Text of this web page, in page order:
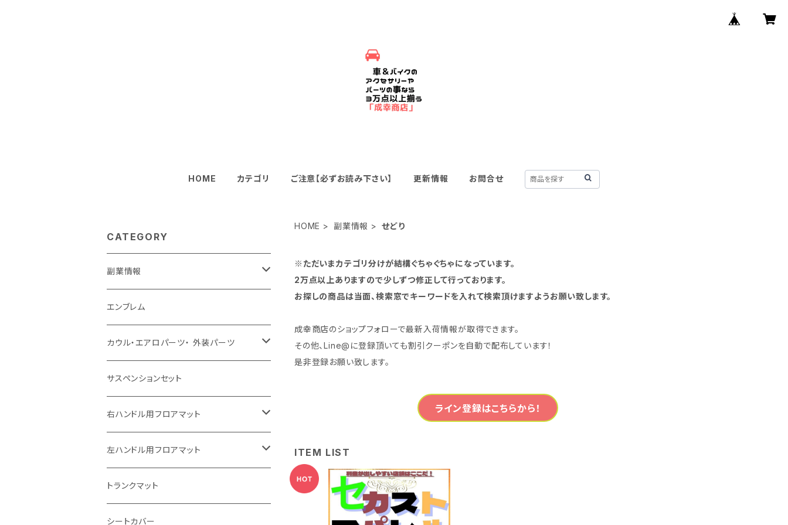
HOME カテゴリ ご注意【必ずお読み下さい】 更新情報 お問合せ
HOME 副業情報 せどり
※ただいまカテゴリ分けが結構ぐちゃぐちゃになっています。
2万点以上ありますので少しずつ修正して行っております。
お探しの商品は当面、検索窓でキーワードを入れて検索頂けますようお願い致します。
成幸商店のショップフォローで最新入荷情報が取得できます。
その他、Line@に登録頂いても割引クーポンを自動で配布しています！
是非登録お願い致します。
ライン登録はこちらから！
ITEM LIST
CATEGORY
副業情報
せどり
古着系
コンテンツビジネス
エンブレム
カウル・エアロパーツ・ 外装パーツ
ホンダ
ヤマハ
スズキ
カワサキ
BMW
サスペンションセット
右ハンドル用フロアマット
トヨタ
日産
ホンダ
左ハンドル用フロアマット
トヨタ
日産
トランクマット
シートカバー